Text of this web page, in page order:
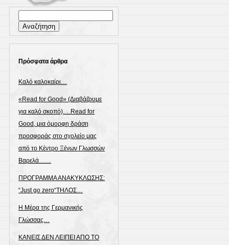
για:
Πρόσφατα άρθρα
Καλό καλοκαίρι…
«Read for Good» (Διαβάζουμε
για καλό σκοπό)….Read for
Good, μια όμορφη δράση
προσφοράς στο σχολείο μας
από το Κέντρο Ξένων Γλωσσών
Βαρελά……
ΠΡΟΓΡΑΜΜΑ ΑΝΑΚΥΚΛΩΣΗΣ:
“Just go zero“ΤΗΛΟΣ…
Η Μέρα της Γερμανικής
Γλώσσας…
ΚΑΝΕΙΣ ΔΕΝ ΛΕΙΠΕΙ ΑΠΟ ΤΟ